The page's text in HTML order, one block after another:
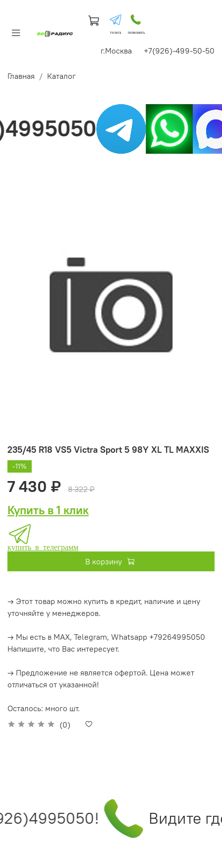
телега позвонить
г.Москва +7(926)-499-50-50
Главная Каталог
235/45 R18 VS5 Victra Sport 5 98Y XL TL MAXXIS
(0)
-11%
7 430 ₽ 8 322 ₽
Купить в 1 клик
купить в телеграмм
В корзину
→ Этот товар можно купить в кредит, наличие и цену
уточняйте у менеджеров.
→ Мы есть в MAX, Telegram, Whatsapp +79264995050
Напишите, что Вас интересует.
→ Предложение не является офертой. Цена может
отличаться от указанной!
Осталось: много шт.
Видите